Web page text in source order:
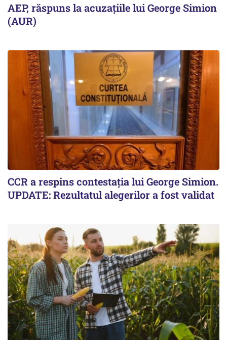
AEP, răspuns la acuzațiile lui George Simion
(AUR)
CCR a respins contestația lui George Simion.
UPDATE: Rezultatul alegerilor a fost validat